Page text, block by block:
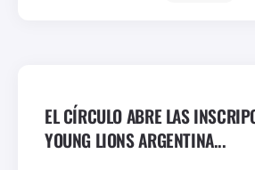
EL CÍRCULO ABRE LAS
YOUNG LIONS ARGENTINA...